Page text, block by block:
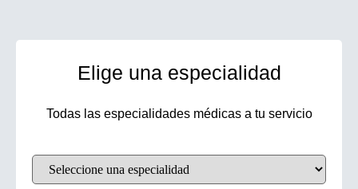
Elige una especialidad
Todas las especialidades médicas a tu servicio